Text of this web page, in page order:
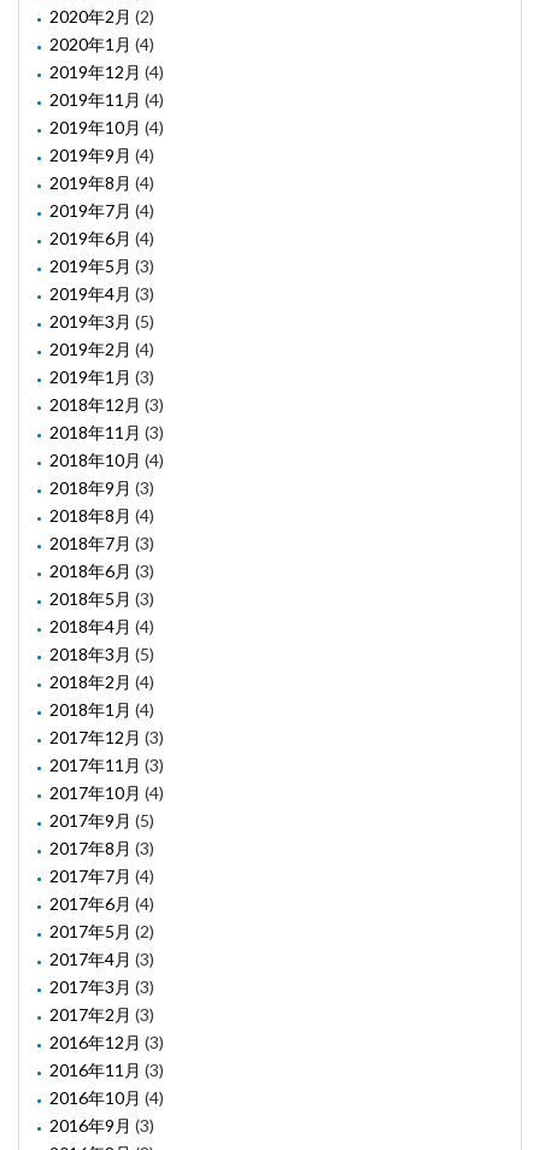
2020年2月 (2)
2020年1月 (4)
2019年12月 (4)
2019年11月 (4)
2019年10月 (4)
2019年9月 (4)
2019年8月 (4)
2019年7月 (4)
2019年6月 (4)
2019年5月 (3)
2019年4月 (3)
2019年3月 (5)
2019年2月 (4)
2019年1月 (3)
2018年12月 (3)
2018年11月 (3)
2018年10月 (4)
2018年9月 (3)
2018年8月 (4)
2018年7月 (3)
2018年6月 (3)
2018年5月 (3)
2018年4月 (4)
2018年3月 (5)
2018年2月 (4)
2018年1月 (4)
2017年12月 (3)
2017年11月 (3)
2017年10月 (4)
2017年9月 (5)
2017年8月 (3)
2017年7月 (4)
2017年6月 (4)
2017年5月 (2)
2017年4月 (3)
2017年3月 (3)
2017年2月 (3)
2016年12月 (3)
2016年11月 (3)
2016年10月 (4)
2016年9月 (3)